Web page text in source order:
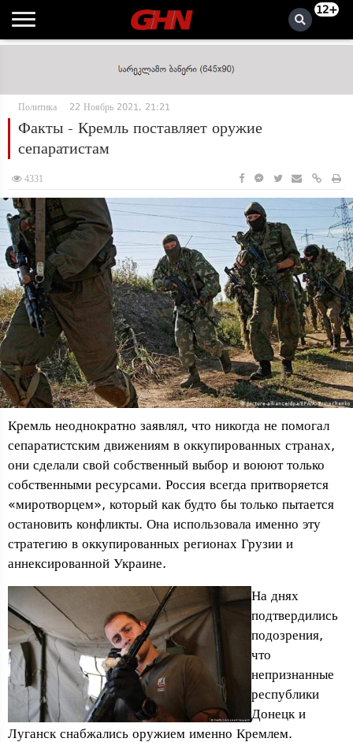
12+
Политика 22 Ноябрь 2021, 21:21
Факты - Кремль поставляет оружие
сепаратистам
4331
Кремль неоднократно заявлял, что никогда не помогал
сепаратистским движениям в оккупированных странах,
они сделали свой собственный выбор и воюют только
собственными ресурсами. Россия всегда притворяется
«миротворцем», который как будто бы только пытается
остановить конфликты. Она использовала именно эту ​​
стратегию в оккупированных регионах Грузии и
аннексированной Украине.
На днях
подтвердились
подозрения,
что
непризнанные
республики
Донецк и
Луганск снабжались оружием именно Кремлем.